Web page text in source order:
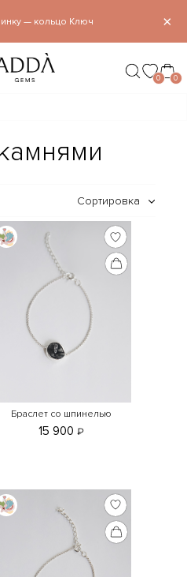
×
— кольцо Ключ
0 0
Сортировка
Браслет со шпинелью
15 900 ₽